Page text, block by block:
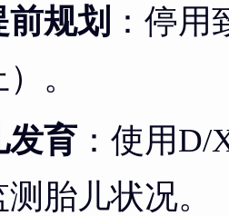
规划 ：停
。
发育 ：使用
胎儿状况。